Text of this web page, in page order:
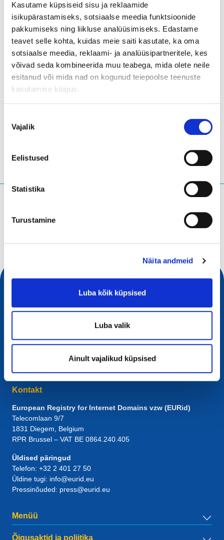
Kasutame küpsiseid sisu ja reklaamide
isikupärastamiseks, sotsiaalse meedia funktsioonide
pakkumiseks ning liikluse analüüsimiseks. Edastame
teavet selle kohta, kuidas meie saiti kasutate, ka oma
sotsiaalse meedia, reklaami- ja analüüsipartneritele, kes
võivad seda kombineerida muu teabega, mida olete neile
esitanud või mida nad on kogunud teiepoolse teenuste
kasutamise käigus.
valik
Vajalik
Eelistused
Statistika
Turustamine
Näita andmeid
Luba kõik küpsised
Luba valik
Ainult vajalikud küpsised
For assistance during this time, please visit our
Centreto browse our FAQs or submit your inquiry. We
will follow up on the next working day.
EURid team would like to wish you a safe, warm, and
Otsingupäring
Kontakt
European Registry for Internet Domains vzw (EURid)
Telecomlaan 9/7
1831 Diegem , Belgium
RPR Brussel – VAT BE 0864.240.405
Üldised päringud
Telefon: +32 2 401 27 50
Üldine tugi: info@eurid.eu
Pressinõuded: press@eurid.eu
Menüü
Õigusaktid ja poliitika